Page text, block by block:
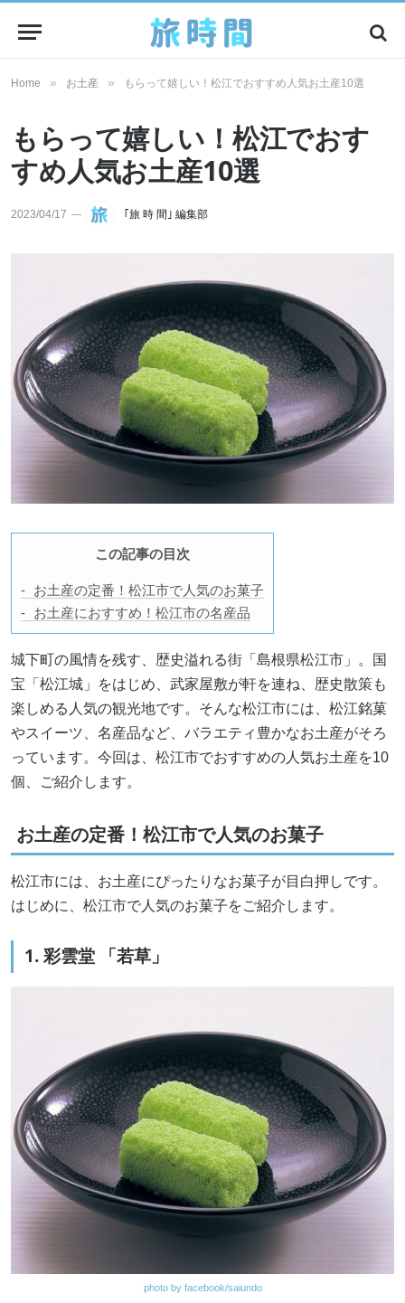
Home » お土産 » もらって嬉しい！松江でおすすめ人気お土産10選
もらって嬉しい！松江でおす
すめ人気お土産10選
2023/04/17 ｢旅 時 間｣ 編集部
この記事の目次
お土産の定番！松江市で人気のお菓子
お土産におすすめ！松江市の名産品
城下町の風情を残す、歴史溢れる街「島根県松江市」。国
宝「松江城」をはじめ、武家屋敷が軒を連ね、歴史散策も
楽しめる人気の観光地です。そんな松江市には、松江銘菓
やスイーツ、名産品など、バラエティ豊かなお土産がそろ
っています。今回は、松江市でおすすめの人気お土産を10
個、ご紹介します。
お土産の定番！松江市で人気のお菓子
松江市には、お土産にぴったりなお菓子が目白押しです。
はじめに、松江市で人気のお菓子をご紹介します。
1. 彩雲堂 「若草」
photo by facebook/saiundo